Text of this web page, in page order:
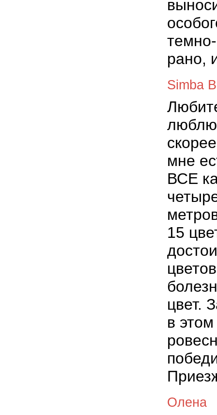
рано,
Simba B
люблю
мне
ВСЕ
15
цвет.
в
Олена